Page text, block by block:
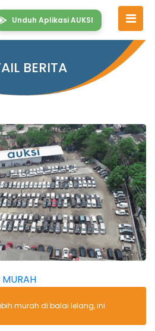
Unduh Aplikasi AUKSI
BERITA
murah di balai lelang, ini
MURAH